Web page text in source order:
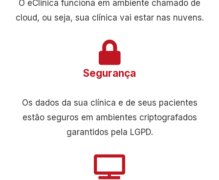
O eClinica funciona em ambiente chamado de
cloud, ou seja, sua clínica vai estar nas nuvens.
Segurança
Os dados da sua clínica e de seus pacientes
estão seguros em ambientes criptografados
garantidos pela LGPD.